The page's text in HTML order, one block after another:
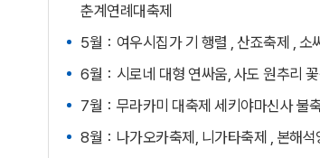
춘계연례대축제
5월：여우시집가 기 행렬 , 산죠축제 , 소
6월：시로네 대형 연싸움, 사도 원추리
7월：무라카미 대축제 세키야마신사 불
8월：나가오카축제, 니가타축제 , 본해